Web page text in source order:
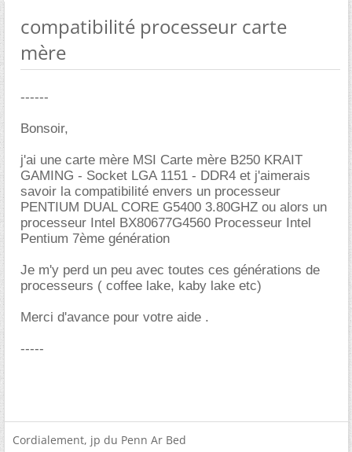
compatibilité processeur carte
mère
------
Bonsoir,
j'ai une carte mère MSI Carte mère B250 KRAIT
GAMING - Socket LGA 1151 - DDR4 et j'aimerais
savoir la compatibilité envers un processeur
PENTIUM DUAL CORE G5400 3.80GHZ ou alors un
processeur Intel BX80677G4560 Processeur Intel
Pentium 7ème génération
Je m'y perd un peu avec toutes ces générations de
processeurs ( coffee lake, kaby lake etc)
Merci d'avance pour votre aide .
-----
Cordialement, jp du Penn Ar Bed